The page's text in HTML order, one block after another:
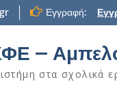
Εγγραφή:
–
στα σχολικά